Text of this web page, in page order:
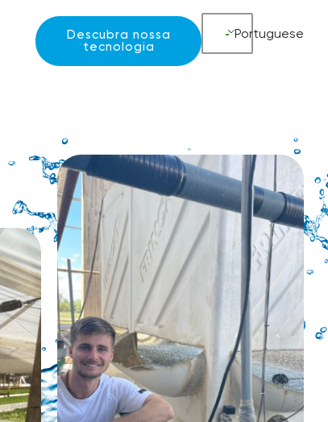
Descubra nossa
tecnologia
Portuguese